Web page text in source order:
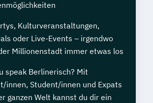
Kulturveranstaltungen,
oder Live-Events – irgendwo
Millionenstadt immer etwas los
speak Berlinerisch? Mit
innen, Student/innen und Expats
ganzen Welt kannst du dir ein